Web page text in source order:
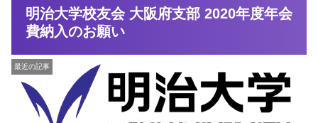
明治大学校友会 大阪府支部 2020年度年会
費納入のお願い
最近の記事